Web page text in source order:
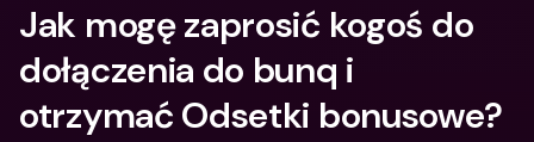
Jak mogę zaprosić kogoś do
dołączenia do bunq i
otrzymać Odsetki bonusowe?